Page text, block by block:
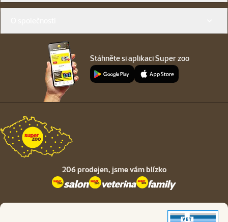
Stáhněte si aplikaci Super zoo
206 prodejen, jsme vám blízko